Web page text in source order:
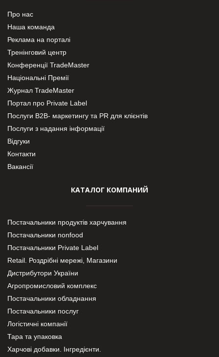
Про нас
Наша команда
Реклама на порталі
Тренінговий центр
Конференції TradeMaster
Національні Премії
Журнал TradeMaster
Портал про Private Label
Послуги В2В- маркетингу та PR для клієнтів
Послуги з надання інформації
Відгуки
Контакти
Вакансії
КАТАЛОГ КОМПАНИЙ
Постачальники продуктів харчування
Постачальники nonfood
Постачальники Private Label
Retail. Роздрібні мережі, Магазини
Дистрибутори України
Агропромисловий комплекс
Постачальники обладнання
Постачальники послуг
Логістичні компанії
Тара та упаковка
Харчові добавки. Інгредієнти.